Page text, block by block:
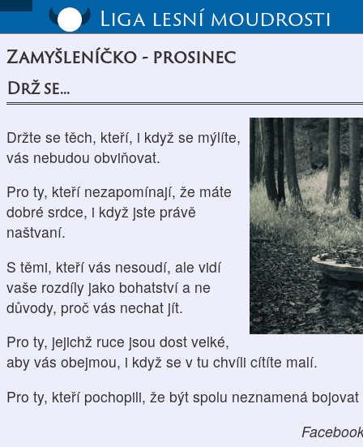
Liga lesní moudrosti
Zamyšleníčko - prosinec
Drž se...
Držte se těch, kteří, i když se mýlíte,
vás nebudou obviňovat.
Pro ty, kteří nezapomínají, že máte
dobré srdce, i když jste právě
naštvaní.
S těmi, kteří vás nesoudí, ale vidí
vaše rozdíly jako bohatství a ne
důvody, proč vás nechat jít.
Pro ty, jejichž ruce jsou dost velké,
aby vás obejmou, i když se v tu chvíli cítíte malí.
Pro ty, kteří pochopili, že být spolu neznamená